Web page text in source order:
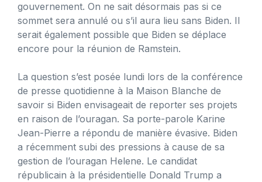
gouvernement. On ne sait désormais pas si ce
sommet sera annulé ou s’il aura lieu sans Biden. Il
serait également possible que Biden se déplace
encore pour la réunion de Ramstein.
La question s’est posée lundi lors de la conférence
de presse quotidienne à la Maison Blanche de
savoir si Biden envisageait de reporter ses projets
en raison de l’ouragan. Sa porte-parole Karine
Jean-Pierre a répondu de manière évasive. Biden
a récemment subi des pressions à cause de sa
gestion de l’ouragan Helene. Le candidat
républicain à la présidentielle Donald Trump a